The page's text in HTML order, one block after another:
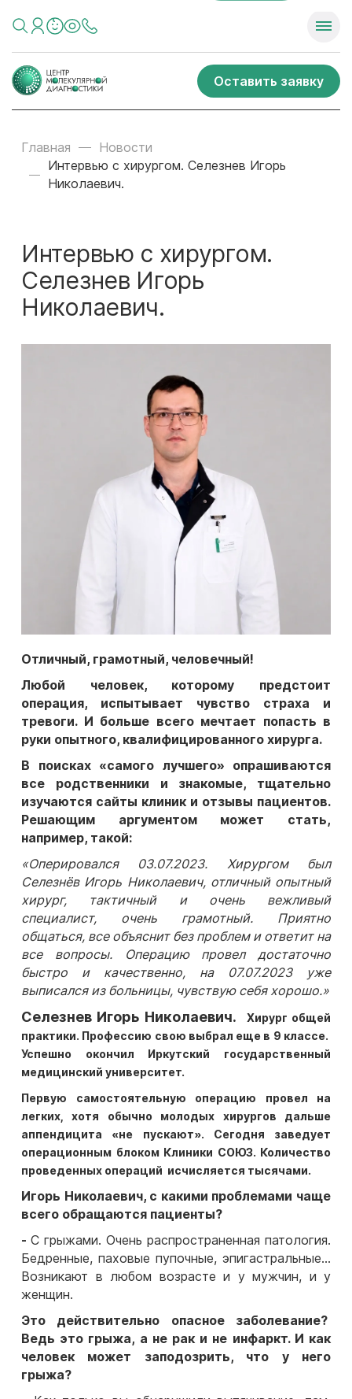
Оставить заявку
Главная
Новости
Интервью с хирургом. Селезнев Игорь
Николаевич.
Интервью с хирургом.
Селезнев Игорь
Николаевич.
Отличный, грамотный, человечный!
Любой человек, которому предстоит
операция, испытывает чувство страха и
тревоги. И больше всего мечтает попасть в
руки опытного, квалифицированного хирурга.
В поисках «самого лучшего» опрашиваются
все родственники и знакомые, тщательно
изучаются сайты клиник и отзывы пациентов.
Решающим аргументом может стать,
например, такой:
«Оперировался 03.07.2023. Хирургом был
Селезнёв Игорь Николаевич, отличный опытный
хирург, тактичный и очень вежливый
специалист, очень грамотный. Приятно
общаться, все объяснит без проблем и ответит на
все вопросы. Операцию провел достаточно
быстро и качественно, на 07.07.2023 уже
выписался из больницы, чувствую себя хорошо.»
Селезнев Игорь Николаевич.
Хирург общей
практики. Профессию свою выбрал еще в 9 классе.
Успешно окончил Иркутский государственный
медицинский университет.
Первую самостоятельную операцию провел на
легких, хотя обычно молодых хирургов дальше
аппендицита «не пускают». Сегодня заведует
операционным блоком Клиники СОЮЗ. Количество
проведенных операций исчисляется тысячами.
Игорь Николаевич, с какими проблемами чаще
всего обращаются пациенты?
- С грыжами. Очень распространенная патология.
Бедренные, паховые пупочные, эпигастральные…
Возникают в любом возрасте и у мужчин, и у
женщин.
Это действительно опасное заболевание?
Ведь это грыжа, а не рак и не инфаркт. И как
человек может заподозрить, что у него
грыжа?